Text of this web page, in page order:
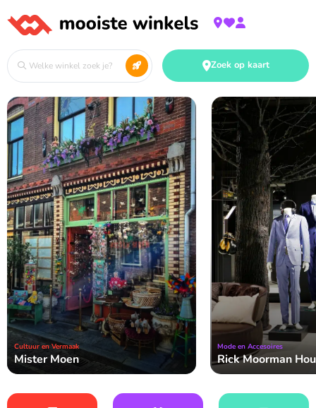
Zoek op kaart
Cultuur en Vermaak
Mister Moen
Mode en Accesoires
Rick Moorman